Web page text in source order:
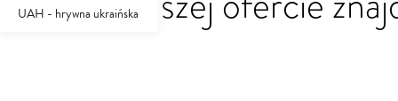
UAH - hrywna ukraińska